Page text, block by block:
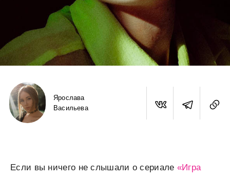
Ярослава
Васильева
Если вы ничего не слышали о сериале «Игра